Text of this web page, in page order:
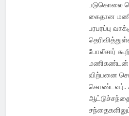
படுகொலை
கைதான
பரபரப்பு
போலீசார்
மணிகண்டன்
விற்பனை
கொண்டவர்.
ஆட்டுச்சந்தை